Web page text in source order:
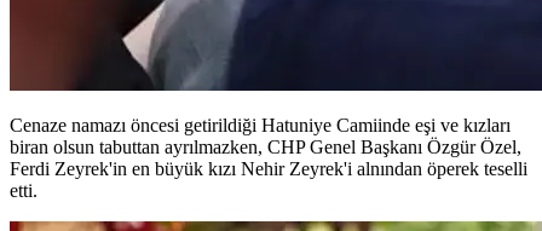
Cenaze namazı öncesi getirildiği Hatuniye Camiinde eşi ve kızları
biran olsun tabuttan ayrılmazken, CHP Genel Başkanı Özgür Özel,
Ferdi Zeyrek'in en büyük kızı Nehir Zeyrek'i alnından öperek teselli
etti.